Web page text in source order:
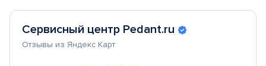
Сервисный центр Pedant.ru
Отзывы из Яндекс Карт